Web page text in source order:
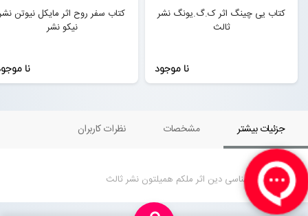
کتاب یی چینگ اثر ک.گ.یونگ نشر
ثالث
نا موجود
کتاب سفر روح اثر مايكل نيوتن
نیکو نشر
نا
جزئیات بیشتر مشخصات نظرات کاربران
کتاب جامعه شناسی دین اثر ملکم همیلتون نشر ثالث